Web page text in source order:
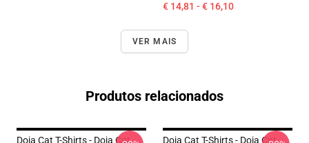
€ 14,81 - € 16,10
VER MAIS
Produtos relacionados
Doja Cat T-Shirts - Doja Cat
Doja Cat T-Shirts - Doja Cat